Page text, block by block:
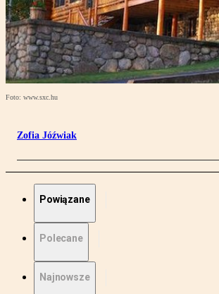
Foto: www.sxc.hu
Zofia Jóźwiak
Powiązane
Polecane
Najnowsze